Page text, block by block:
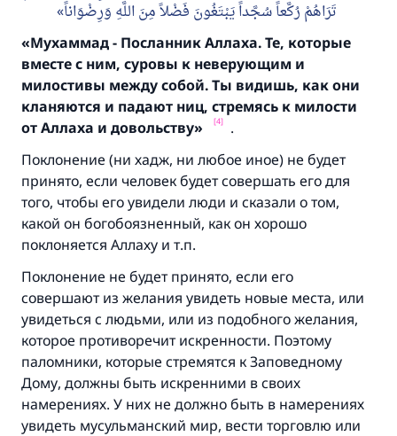
تَرَاهُمْ رُكَّعاً سُجَّداً يَبْتَغُونَ فَضْلاً مِنَ اللَّهِ وَرِضْوَاناً
«Мухаммад - Посланник Аллаха. Те, которые
вместе с ним, суровы к неверующим и
милостивы между собой.Ты видишь, как они
кланяются и падают ниц, стремясь к милости
от Аллаха и довольству»
[4]
.
Поклонение (ни хадж, ни любое иное) не будет
принято, если человек будет совершать его для
того, чтобы его увидели люди и сказали о том,
какой он богобоязненный, как он хорошо
поклоняется Аллаху и т.п.
Поклонение не будет принято, если его
совершают из желания увидеть новые места, или
увидеться с людьми, или из подобного желания,
которое противоречит искренности. Поэтому
паломники, которые стремятся к Заповедному
Дому, должны быть искренними в своих
намерениях. У них не должно быть в намерениях
увидеть мусульманский мир, вести торговлю или
Ответ № 110845 помог сохранить
брак.
Помогите нам предоставить ответы Умме
Посланник Аллаха, мир ему и
благословение, сказал:
«Указавшему на благое (полагается) такая
же награда как и совершившему его»
(МУСЛИМ, № 1893).
Участвуйте сейчас!